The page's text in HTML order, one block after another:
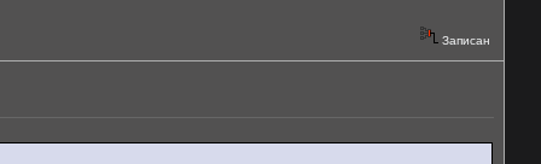
Записан